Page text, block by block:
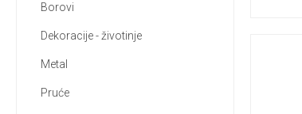
Borovi
Dekoracije - životinje
Metal
Pruće